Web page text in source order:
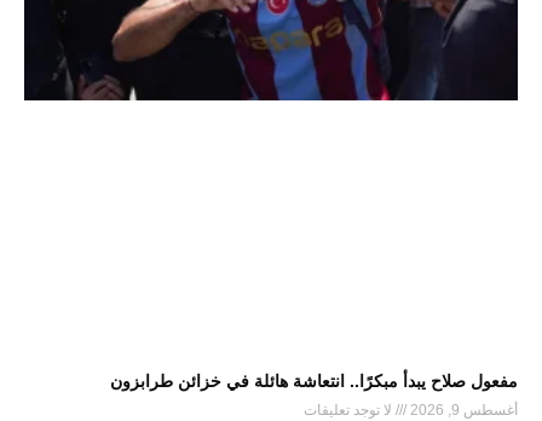
مفعول صلاح يبدأ مبكرًا.. انتعاشة هائلة في خزائن طرابزون
أغسطس 9, 2026 لا توجد تعليقات